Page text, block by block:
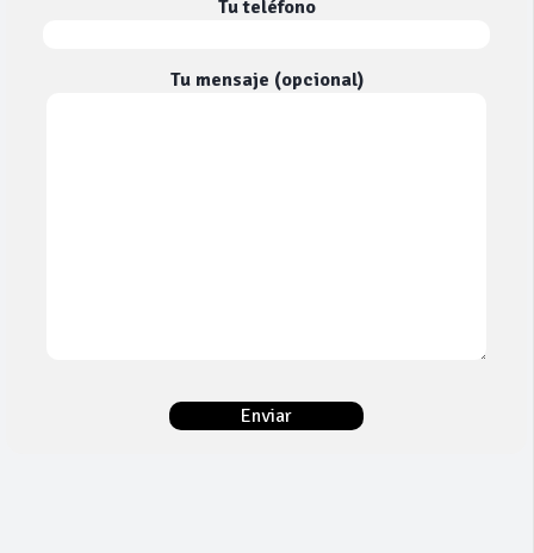
Tu teléfono
Tu mensaje (opcional)